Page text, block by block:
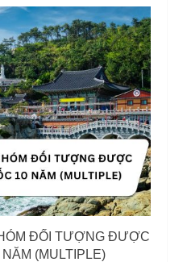
ĐỐI TƯỢNG ĐƯỢC
(MULTIPLE)